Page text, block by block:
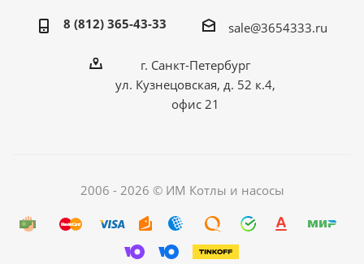
8 (812) 365-43-33 sale@3654333.ru
г. Санкт-Петербург
ул. Кузнецовская, д. 52 к.4,
офис 21
2006 - 2026 © ИМ Котлы и насосы